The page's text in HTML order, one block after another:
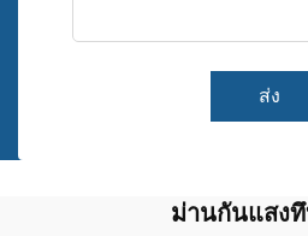
ส่ง
ม่านกันแสง